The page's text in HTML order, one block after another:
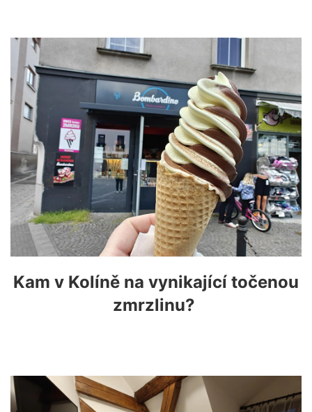
Kam v Kolíně na vynikající točenou
zmrzlinu?